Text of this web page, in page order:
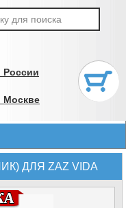
России
Москве
ДЛЯ ZAZ VIDA